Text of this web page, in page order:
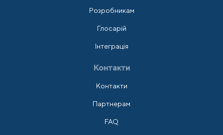
Розробникам
Глосарій
Інтеграція
Контакти
Контакти
Партнерам
FAQ